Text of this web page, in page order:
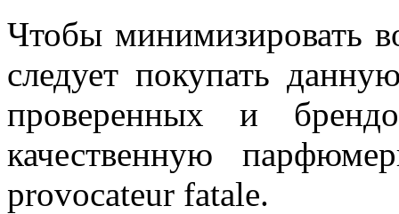
Чтобы минимизировать
следует покупать
проверенных и
качественную
provocateur fatale.